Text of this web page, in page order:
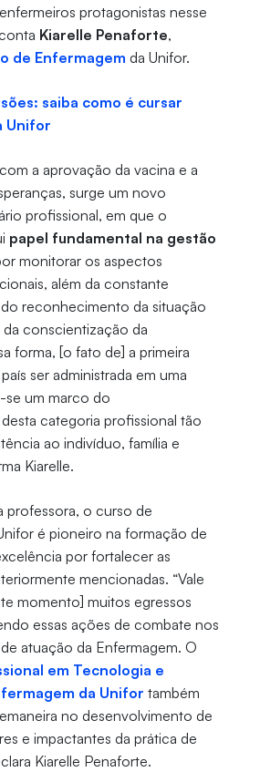
protagonistas nesse
Kiarelle Penaforte,
de Enfermagem da Unifor.
saiba como é cursar
Unifor
a aprovação da vacina e a
surge um novo
profissional, em que o
papel fundamental na gestão
monitorar os aspectos
além da constante
reconhecimento da situação
conscientização da
forma, [o fato de] a primeira
ser administrada em uma
se um marco do
categoria profissional tão
ao indivíduo, família e
Kiarelle.
professora, o curso de
é pioneiro na formação de
por fortalecer as
mencionadas. “Vale
momento] muitos egressos
essas ações de combate nos
atuação da Enfermagem. O
em Tecnologia e
da Unifor também
no desenvolvimento de
e impactantes da prática de
Kiarelle Penaforte.